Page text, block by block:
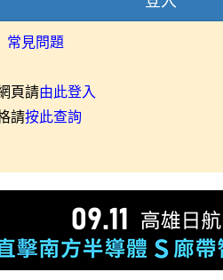
常見問題
頁請由此登入
請按此查詢